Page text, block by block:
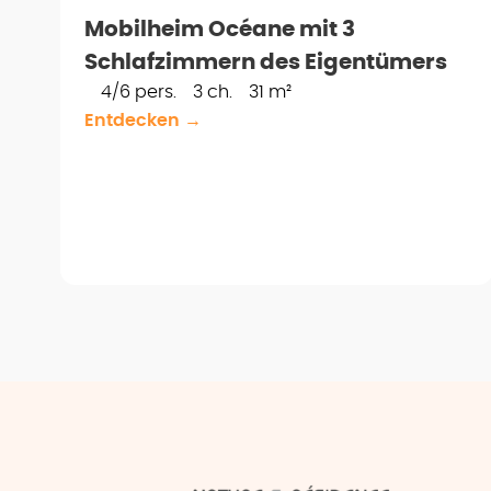
Mobilheim Océane mit 3
Schlafzimmern des Eigentümers
4/6 pers. 3 ch.
31 m²
Entdecken →